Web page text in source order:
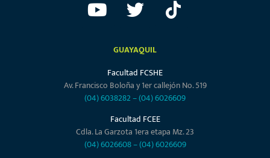
GUAYAQUIL
Facultad FCSHE
Av. Francisco Boloña y 1er callejón No. 519
(04) 6038282–(04) 6026609
Facultad FCEE
Cdla. La Garzota 1era etapa Mz. 23
(04) 6026608–(04) 6026609